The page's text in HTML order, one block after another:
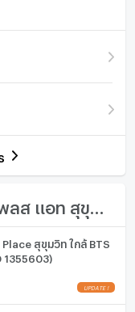
าตรฐาน 1 ห้อง
ที
นาที / ขับรถ 3 นาที
| ขับรถ 8–10 นาที
ด 1 ห้องนอนขนาดดี
1 ห้องนอน
8
สุขุมวิท ใกล้ BTS
1355603)
UPDATE !